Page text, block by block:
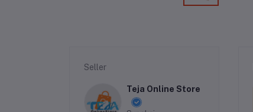
Seller
Teja Online Store